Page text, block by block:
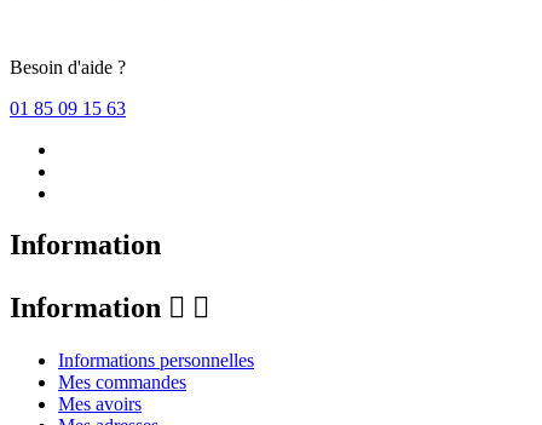
Besoin d'aide ?
01 85 09 15 63
Information
Information  
Informations personnelles
Mes commandes
Mes avoirs